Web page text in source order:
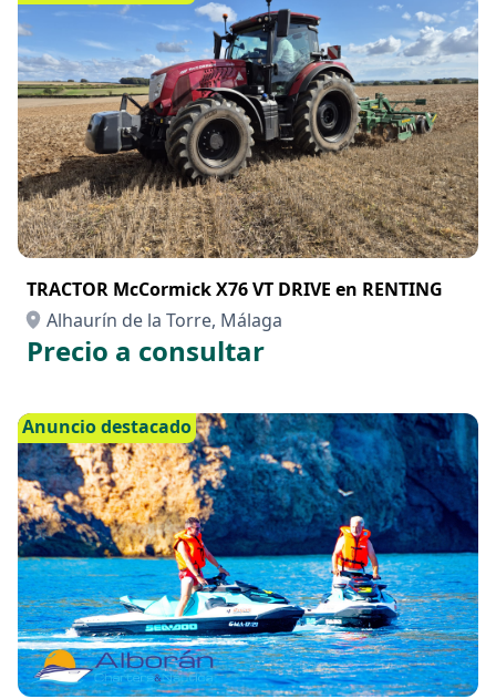
TRACTOR McCormick X76 VT DRIVE en RENTING
Alhaurín de la Torre, Málaga
Precio a consultar
Anuncio destacado